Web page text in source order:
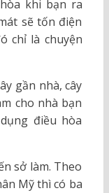
khi bạn ra
sẽ tốn điện
chỉ là chuyện
gần nhà, cây
cho nhà bạn
điều hòa
sở làm. Theo
Mỹ thì có ba